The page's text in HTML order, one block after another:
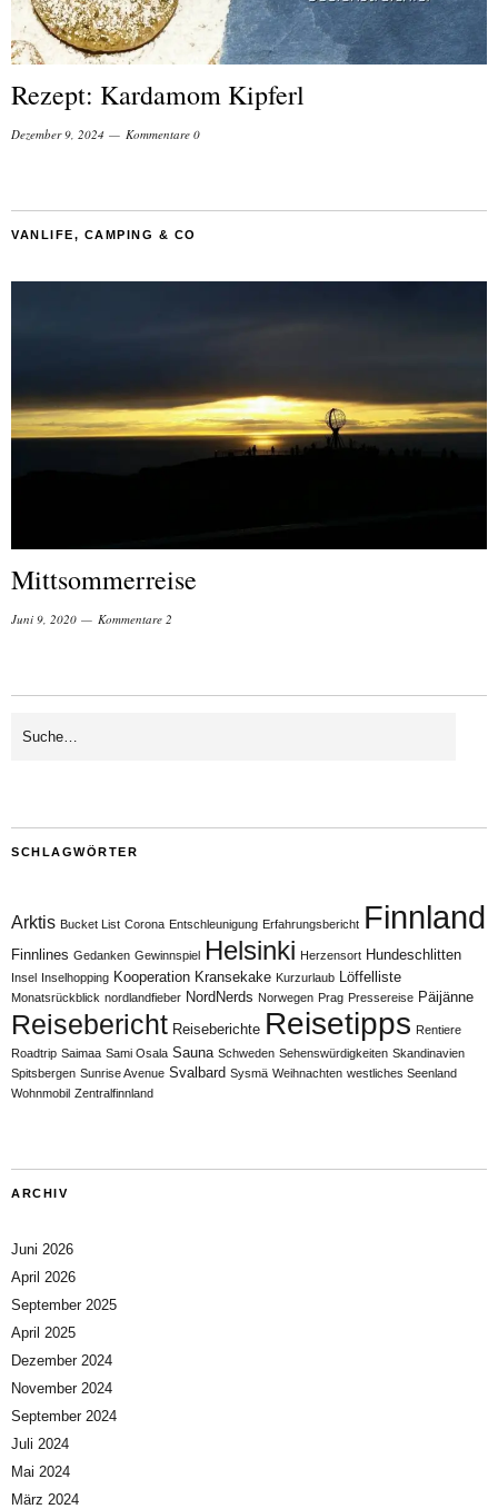
Rezept: Kardamom Kipferl
Dezember 9, 2024 Kommentare 0
VANLIFE, CAMPING & CO
Mittsommerreise
Juni 9, 2020 Kommentare 2
SCHLAGWÖRTER
Arktis Bucket List Corona Entschleunigung Erfahrungsbericht Finnland
Finnlines Gedanken Gewinnspiel Helsinki Herzensort Hundeschlitten
Insel Inselhopping Kooperation Kransekake Kurzurlaub Löffelliste
Monatsrückblick nordlandfieber NordNerds Norwegen Prag Pressereise Päijänne
Reisebericht Reiseberichte Reisetipps Rentiere
Roadtrip Saimaa Sami Osala Sauna Schweden Sehenswürdigkeiten Skandinavien
Spitsbergen Sunrise Avenue Svalbard Sysmä Weihnachten westliches Seenland
Wohnmobil Zentralfinnland
ARCHIV
Juni 2026
April 2026
September 2025
April 2025
Dezember 2024
November 2024
September 2024
Juli 2024
Mai 2024
März 2024